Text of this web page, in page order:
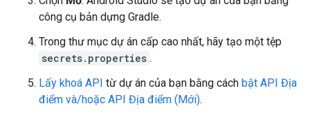
công cụ bản dựng Gradle.
Trong thư mục dự án cấp cao nhất, hãy tạo một tệp
secrets.properties .
Lấy khoá API từ dự án của bạn bằng cách bật API Địa
điểm và/hoặc API Địa điểm (Mới).